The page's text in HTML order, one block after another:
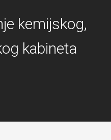
kemijskog,
kabineta